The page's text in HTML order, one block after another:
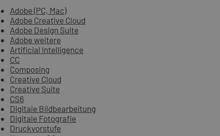
Adobe (PC, Mac)
Adobe Creative Cloud
Adobe Design Suite
Adobe weitere
Artificial Intelligence
CC
Composing
Creative Cloud
Creative Suite
CS6
Digitale Bildbearbeitung
Digitale Fotografie
Druckvorstufe